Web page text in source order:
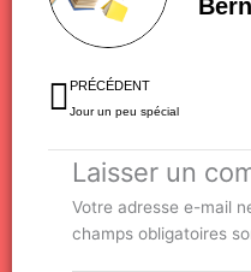
Précédent
PRÉCÉDENT
Jour un peu spécial
Laisser un
Votre adresse e-mail
champs obligatoires